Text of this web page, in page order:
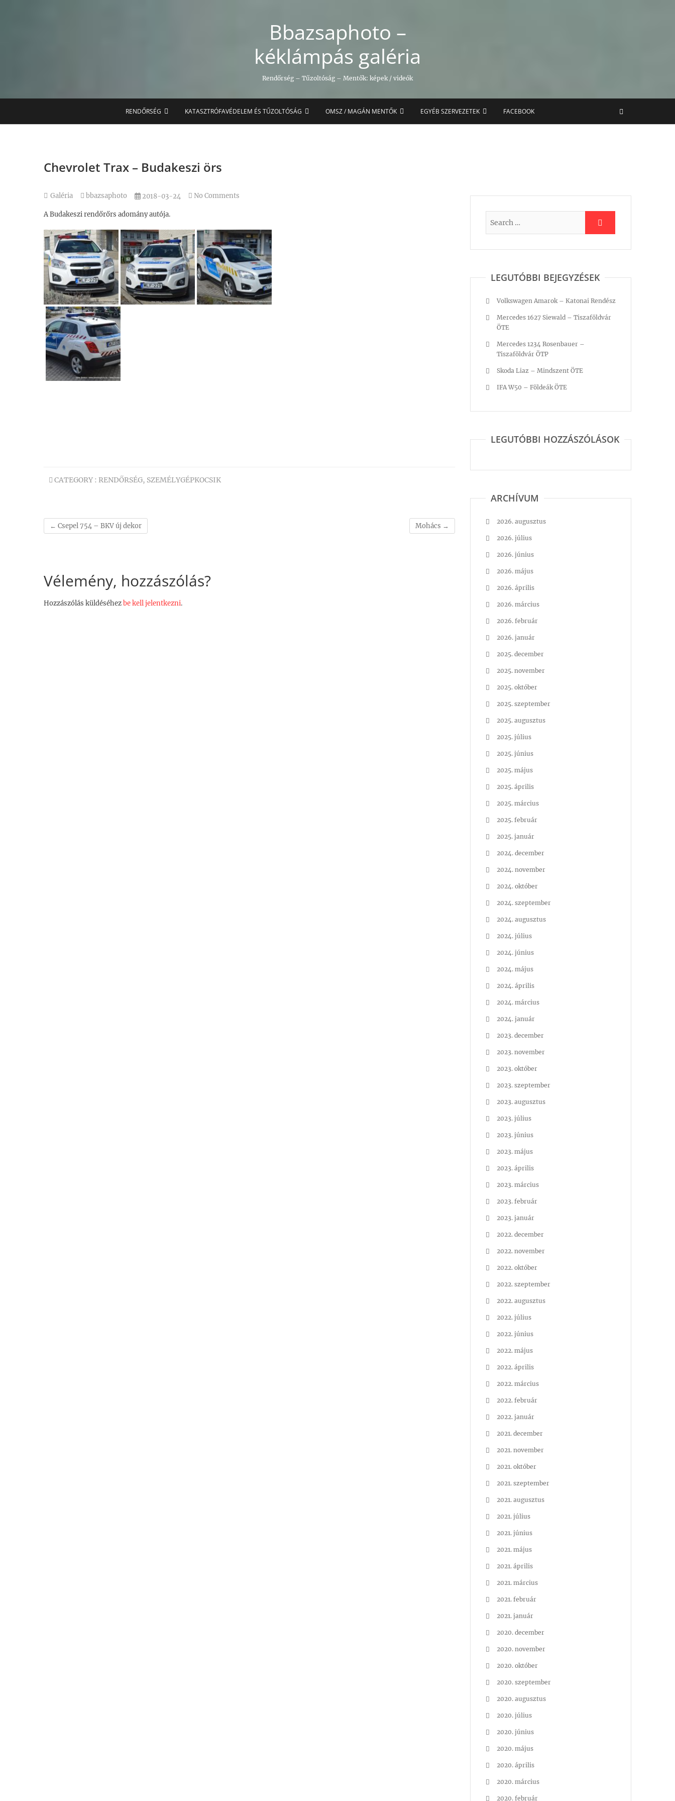
Bbazsaphoto –
kéklámpás galéria
Rendőrség – Tűzoltóság – Mentők: képek / videók
RENDŐRSÉG KATASZTRÓFAVÉDELEM ÉS TŰZOLTÓSÁG OMSZ / MAGÁN MENTŐK EGYÉB SZERVEZETEK FACEBOOK
Chevrolet Trax – Budakeszi örs
Galéria bbazsaphoto 2018-03-24 No Comments
A Budakeszi rendőrőrs adomány autója.
CATEGORY : RENDŐRSÉG, SZEMÉLYGÉPKOCSIK
← Csepel 754 – BKV új dekor Mohács →
Vélemény, hozzászólás?
Hozzászólás küldéséhezbe kell jelentkezni.
LEGUTÓBBI BEJEGYZÉSEK
Volkswagen Amarok – Katonai Rendész
Mercedes 1627 Siewald – Tiszaföldvár
ÖTE
Mercedes 1234 Rosenbauer –
Tiszaföldvár ÖTP
Skoda Liaz – Mindszent ÖTE
IFA W50 – Földeák ÖTE
LEGUTÓBBI HOZZÁSZÓLÁSOK
ARCHÍVUM
2026. augusztus
2026. július
2026. június
2026. május
2026. április
2026. március
2026. február
2026. január
2025. december
2025. november
2025. október
2025. szeptember
2025. augusztus
2025. július
2025. június
2025. május
2025. április
2025. március
2025. február
2025. január
2024. december
2024. november
2024. október
2024. szeptember
2024. augusztus
2024. július
2024. június
2024. május
2024. április
2024. március
2024. január
2023. december
2023. november
2023. október
2023. szeptember
2023. augusztus
2023. július
2023. június
2023. május
2023. április
2023. március
2023. február
2023. január
2022. december
2022. november
2022. október
2022. szeptember
2022. augusztus
2022. július
2022. június
2022. május
2022. április
2022. március
2022. február
2022. január
2021. december
2021. november
2021. október
2021. szeptember
2021. augusztus
2021. július
2021. június
2021. május
2021. április
2021. március
2021. február
2021. január
2020. december
2020. november
2020. október
2020. szeptember
2020. augusztus
2020. július
2020. június
2020. május
2020. április
2020. március
2020. február